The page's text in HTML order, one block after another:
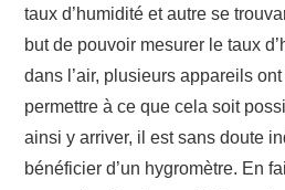
taux d’humidité et autre se
but de pouvoir mesurer le taux
dans l’air, plusieurs appareils
permettre à ce que cela soit
ainsi y arriver, il est sans doute
bénéficier d’un hygromètre. En